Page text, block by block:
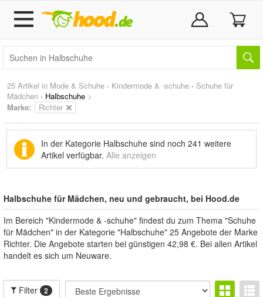
25 Artikel in Mode & Schuhe › Kindermode & -schuhe › Schuhe für
Mädchen › Halbschuhe >
Marke: Richter
In der Kategorie Halbschuhe sind noch 241 weitere
Artikel verfügbar. Alle anzeigen
Halbschuhe für Mädchen, neu und gebraucht, bei Hood.de
Im Bereich "Kindermode & -schuhe" findest du zum Thema "Schuhe
für Mädchen" in der Kategorie "Halbschuhe" 25 Angebote der Marke
Richter. Die Angebote starten bei günstigen 42,98 €. Bei allen Artikel
handelt es sich um Neuware.
Filter 2